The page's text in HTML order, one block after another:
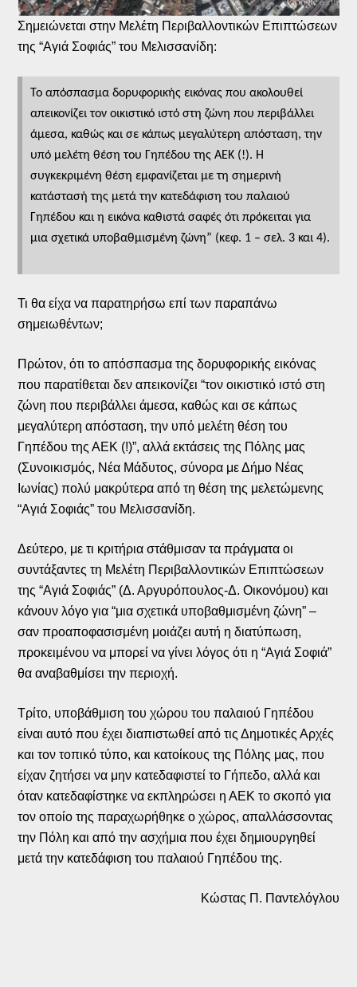
Σημειώνεται στην Μελέτη Περιβαλλοντικών Επιπτώσεων
της “Αγιά Σοφιάς” του Μελισσανίδη:
Το απόσπασμα δορυφορικής εικόνας που ακολουθεί
απεικονίζει τον οικιστικό ιστό στη ζώνη που περιβάλλει
άμεσα, καθώς και σε κάπως μεγαλύτερη απόσταση, την
υπό μελέτη θέση του Γηπέδου της ΑΕΚ (!). Η
συγκεκριμένη θέση εμφανίζεται με τη σημερινή
κατάστασή της μετά την κατεδάφιση του παλαιού
Γηπέδου και η εικόνα καθιστά σαφές ότι πρόκειται για
μια σχετικά υποβαθμισμένη ζώνη” (κεφ. 1 – σελ. 3 και 4).
Τι θα είχα να παρατηρήσω επί των παραπάνω
σημειωθέντων;
Πρώτον, ότι το απόσπασμα της δορυφορικής εικόνας
που παρατίθεται δεν απεικονίζει “τον οικιστικό ιστό στη
ζώνη που περιβάλλει άμεσα, καθώς και σε κάπως
μεγαλύτερη απόσταση, την υπό μελέτη θέση του
Γηπέδου της ΑΕΚ (!)”, αλλά εκτάσεις της Πόλης μας
(Συνοικισμός, Νέα Μάδυτος, σύνορα με Δήμο Νέας
Ιωνίας) πολύ μακρύτερα από τη θέση της μελετώμενης
“Αγιά Σοφιάς” του Μελισσανίδη.
Δεύτερο, με τι κριτήρια στάθμισαν τα πράγματα οι
συντάξαντες τη Μελέτη Περιβαλλοντικών Επιπτώσεων
της “Αγιά Σοφιάς” (Δ. Αργυρόπουλος-Δ. Οικονόμου) και
κάνουν λόγο για “μια σχετικά υποβαθμισμένη ζώνη” –
σαν προαποφασισμένη μοιάζει αυτή η διατύπωση,
προκειμένου να μπορεί να γίνει λόγος ότι η “Αγιά Σοφιά”
θα αναβαθμίσει την περιοχή.
Τρίτο, υποβάθμιση του χώρου του παλαιού Γηπέδου
είναι αυτό που έχει διαπιστωθεί από τις Δημοτικές Αρχές
και τον τοπικό τύπο, και κατοίκους της Πόλης μας, που
είχαν ζητήσει να μην κατεδαφιστεί το Γήπεδο, αλλά και
όταν κατεδαφίστηκε να εκπληρώσει η ΑΕΚ το σκοπό για
τον οποίο της παραχωρήθηκε ο χώρος, απαλλάσσοντας
την Πόλη και από την ασχήμια που έχει δημιουργηθεί
μετά την κατεδάφιση του παλαιού Γηπέδου της.
Κώστας Π. Παντελόγλου